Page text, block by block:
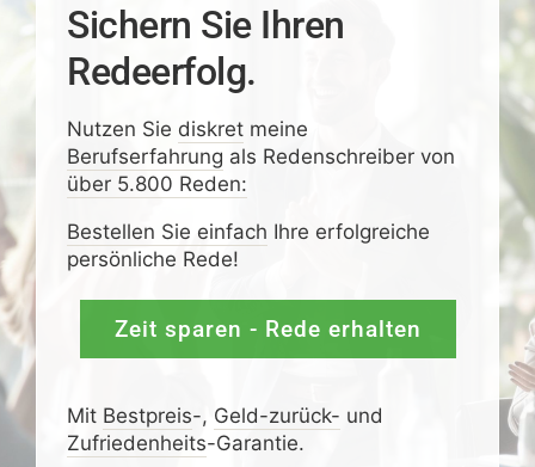
Sichern Sie Ihren
Redeerfolg.
Nutzen Sie diskretmeine
Berufserfahrung als Redenschreiber von
über 5.800 Reden:
Bestellen Sie einfach Ihre erfolgreiche
persönliche Rede!
Zeit sparen - Rede erhalten
Mit Bestpreis-, Geld-zurück- und
Zufrieden­­heits-Garantie.